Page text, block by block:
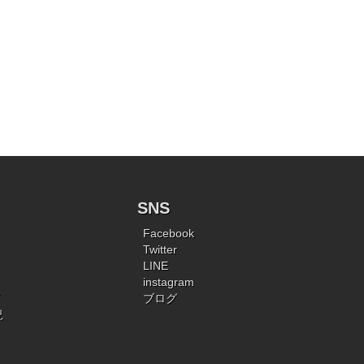
SNS
Facebook
Twitter
LINE
instagram
ブログ